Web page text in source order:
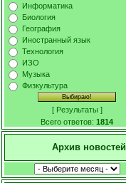
Информатика
Биология
География
Иностранный язык
Технология
ИЗО
Музыка
Физкультура
[ Результаты ]
Всего ответов: 1814
Архив новостей